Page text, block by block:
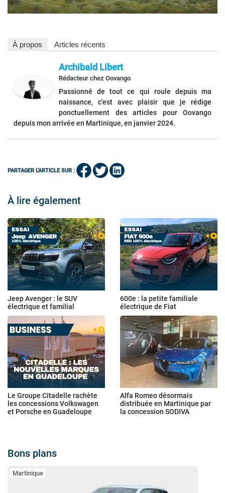
À propos Articles récents
Archibald Libert
Rédacteur chez Oovango
Passionné de tout ce qui roule depuis ma
naissance, c'est avec plaisir que je rédige
ponctuellement des articles pour Oovango
depuis mon arrivée en Martinique, en janvier 2024.
PARTAGER L'ARTICLE SUR :
À lire également
Jeep Avenger : le SUV
électrique et familial
600e : la petite familiale
électrique de Fiat
Le Groupe Citadelle rachète
les concessions Volkswagen
et Porsche en Guadeloupe
Alfa Romeo désormais
distribuée en Martinique par
la concession SODIVA
Bons plans
Martinique